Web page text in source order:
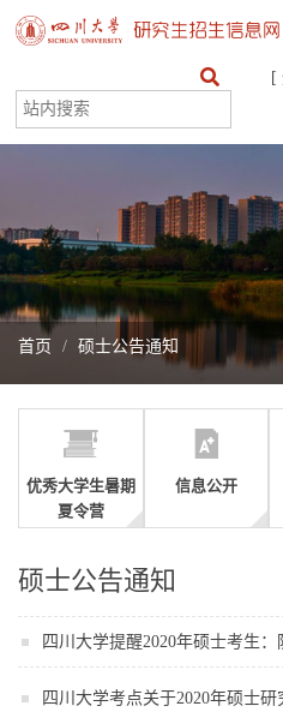
[
首页 硕士公告通知
优秀大学生暑期
夏令营
信息公开
硕士公告通知
四川大学提醒2020年硕士考生
四川大学考点关于2020年硕士